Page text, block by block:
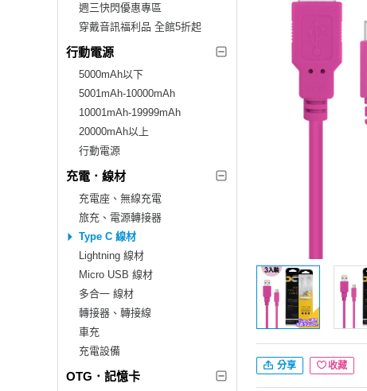
週三快閃優惠專區
穿戴音訊福利品 全館5折起
行動電源
5000mAh以下
5001mAh-10000mAh
10001mAh-19999mAh
20000mAh以上
行動電源
充電．線材
充電座、無線充電
旅充、電源轉接器
Type C 線材
Lightning 線材
Micro USB 線材
多合一 線材
轉接器、轉接線
車充
充電設備
OTG．記憶卡
分享 收藏